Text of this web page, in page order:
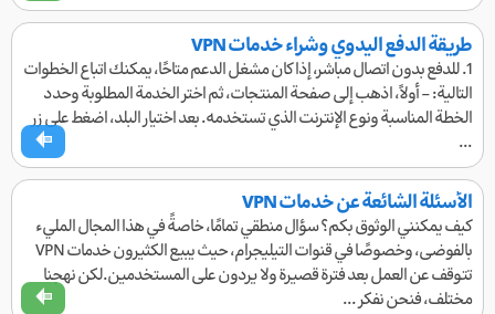
طريقة الدفع اليدوي وشراء خدمات VPN
1. للدفع بدون اتصال مباشر، إذا كان مشغل الدعم متاحًا، يمكنك اتباع الخطوات
التالية: - أولاً، اذهب إلى صفحة المنتجات، ثم اختر الخدمة المطلوبة وحدد
الخطة المناسبة ونوع الإنترنت الذي تستخدمه. بعد اختيار البلد، اضغط على زر
...
الأسئلة الشائعة عن خدمات VPN
كيف يمكنني الوثوق بكم؟ سؤال منطقي تمامًا، خاصةً في هذا المجال المليء
بالفوضى، وخصوصًا في قنوات التيليجرام، حيث يبيع الكثيرون خدمات VPN
تتوقف عن العمل بعد فترة قصيرة ولا يردون على المستخدمين.لكن نهجنا
مختلف، فنحن نفكر ...